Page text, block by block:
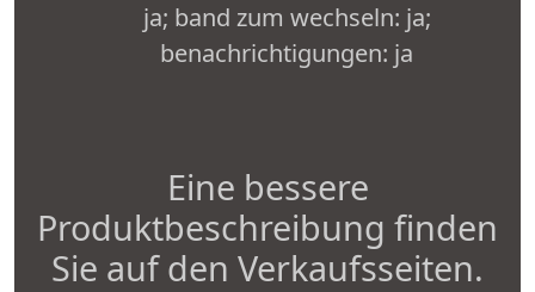
ja; band zum wechseln: ja;
benachrichtigungen: ja
Eine bessere
Produktbeschreibung finden
Sie auf den Verkaufsseiten.